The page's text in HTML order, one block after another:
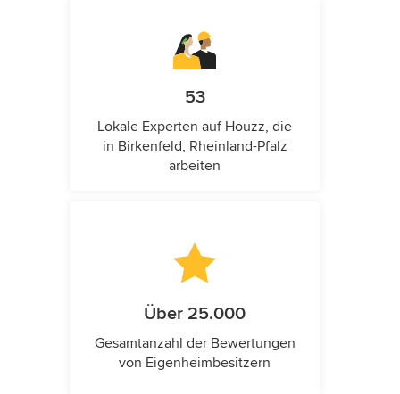
53
Lokale Experten auf Houzz, die
in Birkenfeld, Rheinland-Pfalz
arbeiten
Über 25.000
Gesamtanzahl der Bewertungen
von Eigenheimbesitzern